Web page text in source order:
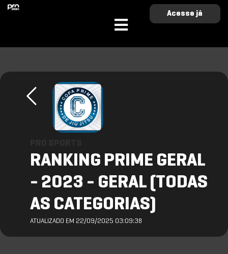
Acesse já
RANKING PRIME GERAL
- 2023 - GERAL (TODAS
AS CATEGORIAS)
ATUALIZADO EM 22/09/2025 03:09:38